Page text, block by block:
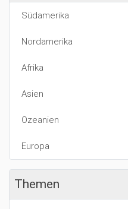
Südamerika
Nordamerika
Afrika
Asien
Ozeanien
Europa
Themen